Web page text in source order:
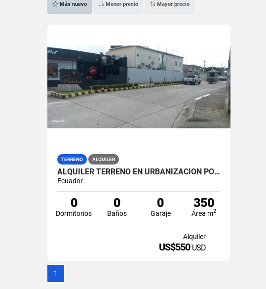
Más nuevo Menor precio Mayor precio
TERRENO ALQUILER
ALQUILER TERRENO EN URBANIZACION POLARIS NORTE DE GUAYAQUIL (SAALV)
Ecuador
0
Dormitorios
0
Baños
0
Garaje
350
Área m2
Alquiler
US$550 USD
1